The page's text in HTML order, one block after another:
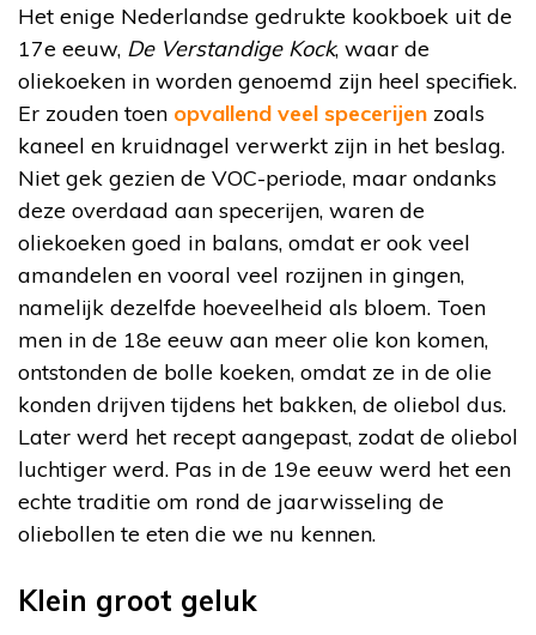
Het enige Nederlandse gedrukte kookboek uit de
17e eeuw, De Verstandige Kock, waar de
oliekoeken in worden genoemd zijn heel specifiek.
Er zouden toen opvallend veel specerijen zoals
kaneel en kruidnagel verwerkt zijn in het beslag.
Niet gek gezien de VOC-periode, maar ondanks
deze overdaad aan specerijen, waren de
oliekoeken goed in balans, omdat er ook veel
amandelen en vooral veel rozijnen in gingen,
namelijk dezelfde hoeveelheid als bloem. Toen
men in de 18e eeuw aan meer olie kon komen,
ontstonden de bolle koeken, omdat ze in de olie
konden drijven tijdens het bakken, de oliebol dus.
Later werd het recept aangepast, zodat de oliebol
luchtiger werd. Pas in de 19e eeuw werd het een
echte traditie om rond de jaarwisseling de
oliebollen te eten die we nu kennen.
Klein groot geluk